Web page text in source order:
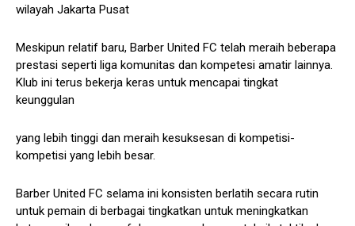
wilayah Jakarta Pusat
Meskipun relatif baru, Barber United FC telah meraih beberapa
prestasi seperti liga komunitas dan kompetesi amatir lainnya.
Klub ini terus bekerja keras untuk mencapai tingkat
keunggulan
yang lebih tinggi dan meraih kesuksesan di kompetisi-
kompetisi yang lebih besar.
Barber United FC selama ini konsisten berlatih secara rutin
untuk pemain di berbagai tingkatkan untuk meningkatkan